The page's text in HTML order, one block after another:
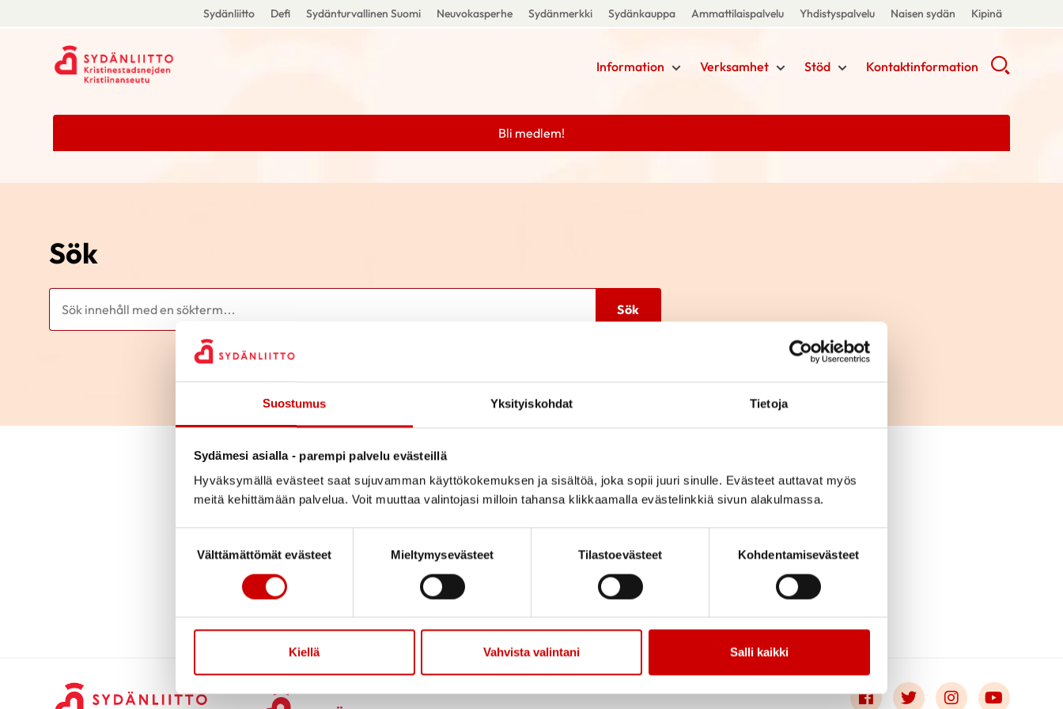
Suostumus Yksityiskohdat Tietoja
Sydämesi asialla - parempi palvelu evästeillä
Hyväksymällä evästeet saat sujuvamman käyttökokemuksen ja sisältöä, joka sopii juuri sinulle. Evästeet auttavat myös
meitä kehittämään palvelua. Voit muuttaa valintojasi milloin tahansa klikkaamalla evästelinkkiä sivun alakulmassa.
Välttämättömät evästeet
Mieltymysevästeet Tilastoevästeet Kohdentamisevästeet
Kiellä Vahvista valintani Salli kaikki
Sydänliitto Defi Sydänturvallinen Suomi Neuvokasperhe Sydänmerkki Sydänkauppa Ammattilaispalvelu Yhdistyspalvelu Naisen sydän Kipinä
Information Verksamhet Stöd Kontaktinformation
Bli medlem!
Sök
Link to facebook
Link to twitter
Link to Link to